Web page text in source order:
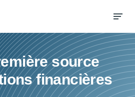
source
financières